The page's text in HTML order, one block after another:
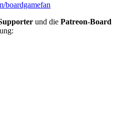
boardgamefan
und die Patreon-Board